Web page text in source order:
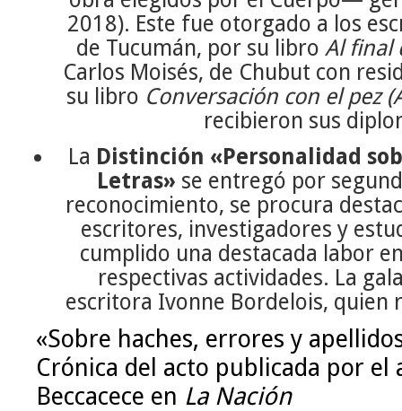
2018). Este fue otorgado a los
de Tucumán, por su libroAl final
Carlos Moisés, de Chubut con
su libro Conversación con el pez
recibieron sus
La Distinción «Personalidad
Letras» se entregó por
reconocimiento, se procura
escritores, investigadores y
cumplido una destacada labor
respectivas actividades. La
escritora Ivonne Bordelois, quien
«Sobre haches, errores y
Crónica del acto publicada por el
Beccacece en La Nación